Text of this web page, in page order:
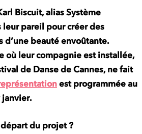
Biscuit, alias Système
leur pareil pour créer des
d’une beauté envoûtante.
où leur compagnie est installée,
de Danse de Cannes, ne fait
est programmée au
janvier.
du projet ?